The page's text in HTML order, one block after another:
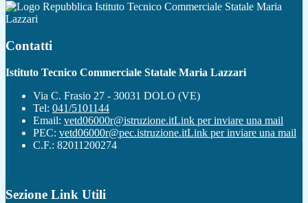
Istituto Tecnico Commerciale Statale Maria
Lazzari
Contatti
Istituto Tecnico Commerciale Statale Maria Lazzari
Via C. Frasio 27 - 30031 DOLO (VE)
Tel: 041/5101144
Email: vetd06000r@istruzione.itLink per inviare una mail
PEC: vetd06000r@pec.istruzione.itLink per inviare una mail
C.F.: 82011200274
Sezione Link Utili